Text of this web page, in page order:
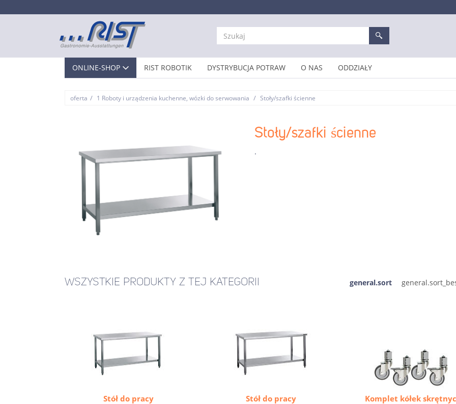
ONLINE-SHOP RIST ROBOTIK DYSTRYBUCJA POTRAW O NAS ODDZIAŁY
oferta / 1 Roboty i urządzenia kuchenne, wózki do serwowania / Stoły/szafki ścienne
Stoły/szafki ścienne
.
WSZYSTKIE PRODUKTY Z TEJ KATEGORII general.sort
Stół do pracy Stół do pracy Komplet kółek